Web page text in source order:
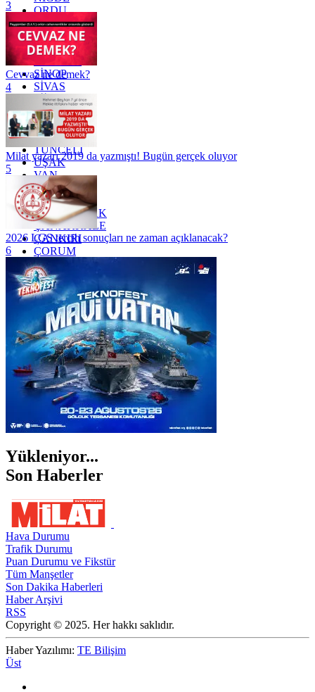
ORDU
OSMANİYE
RİZE
SAKARYA
SAMSUN
SİNOP
SİVAS
SİİRT
TEKİRDAĞ
TOKAT
TRABZON
TUNCELİ
UŞAK
VAN
YALOVA
YOZGAT
ZONGULDAK
ÇANAKKALE
ÇANKIRI
ÇORUM
İSTANBUL
İZMİR
ŞANLIURFA
ŞIRNAK
3
Cevvaz ne demek?
4
Milat yazarı 2019 da yazmıştı! Bugün gerçek oluyor
5
2026 LGS tercih sonuçları ne zaman açıklanacak?
6
Yükleniyor...
Son Haberler
Hava Durumu
Trafik Durumu
Puan Durumu ve Fikstür
Tüm Manşetler
Son Dakika Haberleri
Haber Arşivi
RSS
Copyright © 2025. Her hakkı saklıdır.
Haber Yazılımı: TE Bilişim
Üst